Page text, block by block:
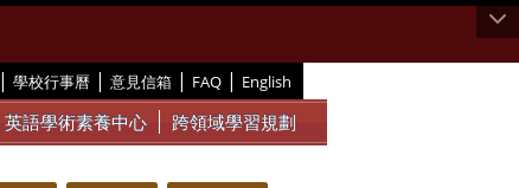
| 學校行事曆 | 意見信箱 | FAQ | English
英語學術素養中心 跨領域學習規劃